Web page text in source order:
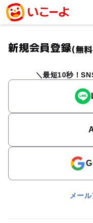
新規会員登録(無
最短10秒！
メー